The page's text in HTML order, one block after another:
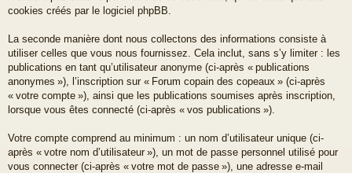
cookies créés par le logiciel phpBB.
La seconde manière dont nous collectons des informations consiste à
utiliser celles que vous nous fournissez. Cela inclut, sans s’y limiter : les
publications en tant qu’utilisateur anonyme (ci-après « publications
anonymes »), l’inscription sur « Forum copain des copeaux » (ci-après
« votre compte »), ainsi que les publications soumises après inscription,
lorsque vous êtes connecté (ci-après « vos publications »).
Votre compte comprend au minimum : un nom d’utilisateur unique (ci-
après « votre nom d’utilisateur »), un mot de passe personnel utilisé pour
vous connecter (ci-après « votre mot de passe »), une adresse e-mail